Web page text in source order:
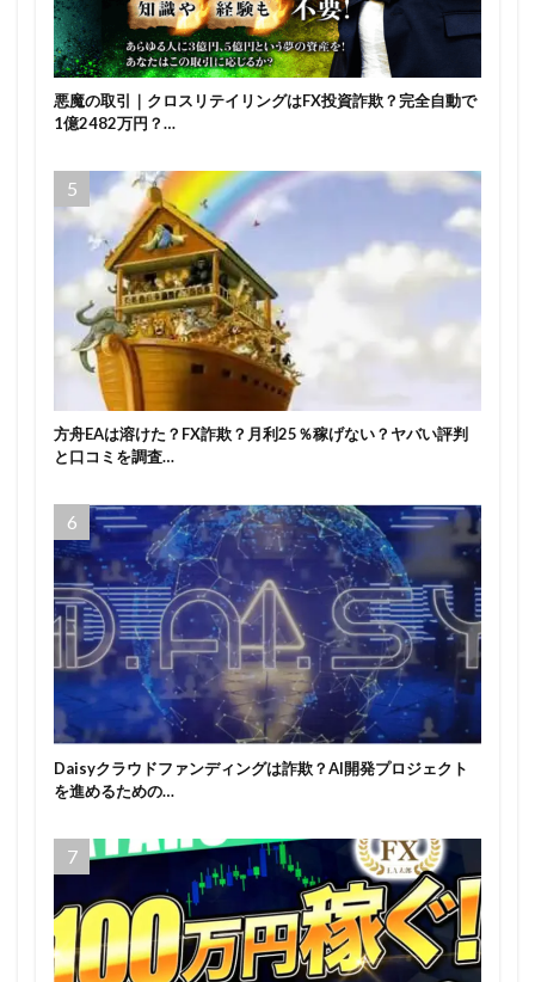
悪魔の取引｜クロスリテイリングはFX投資詐欺？完全自動で
1億2482万円？…
方舟EAは溶けた？FX詐欺？月利25％稼げない？ヤバい評判
と口コミを調査…
Daisyクラウドファンディングは詐欺？AI開発プロジェクト
を進めるための…